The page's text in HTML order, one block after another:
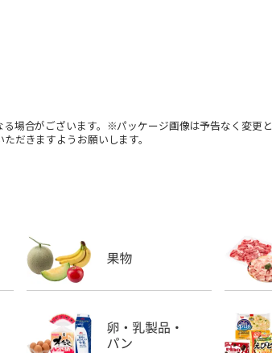
場合がございます。※パッケージ画像は予告なく変更
だきますようお願いします。